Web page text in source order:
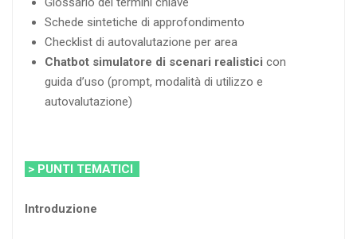
Schede sintetiche di approfondimento
Checklist di autovalutazione per area
Chatbot simulatore di scenari realistici con
guida d’uso (prompt, modalità di utilizzo e
autovalutazione)
> PUNTI TEMATICI
Introduzione